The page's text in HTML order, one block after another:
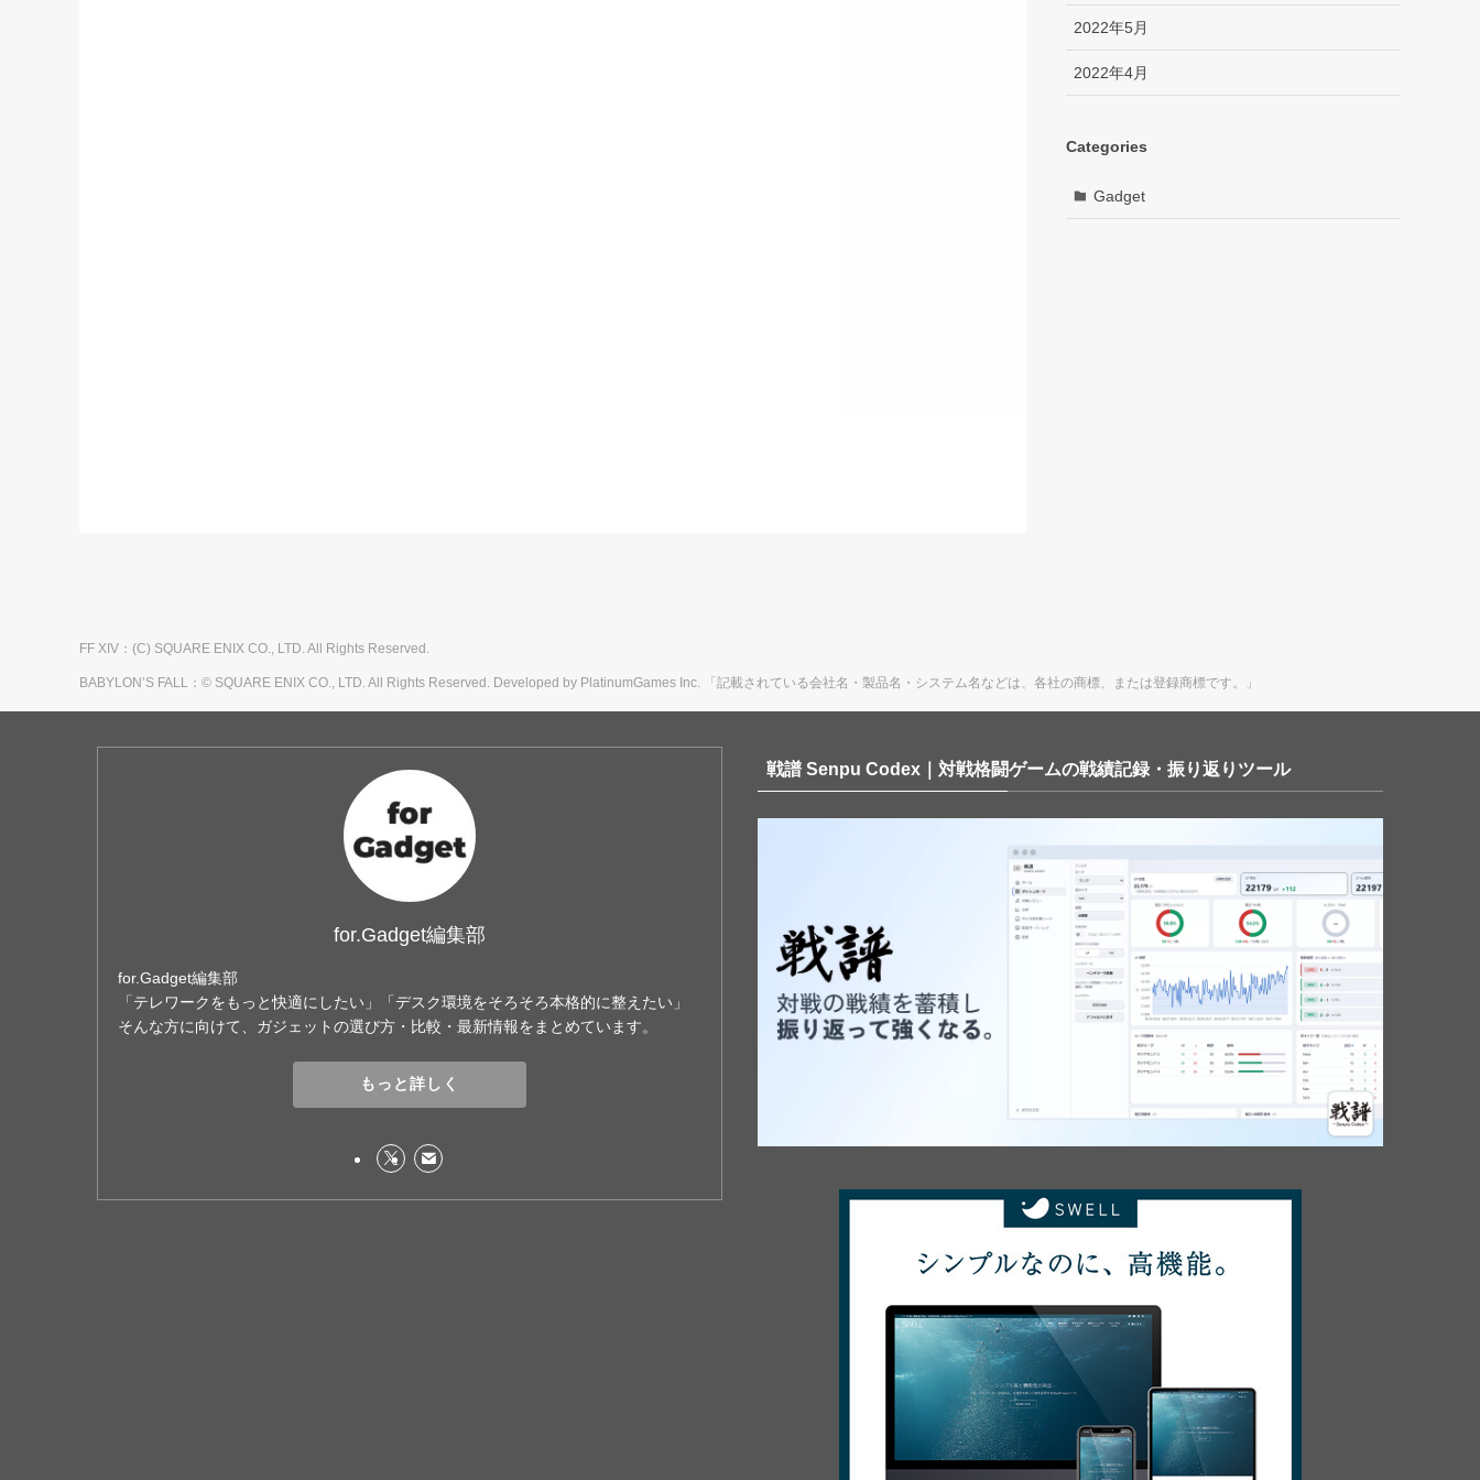
2022年5月
2022年4月
Categories
Gadget
FF XIV：(C) SQUARE ENIX CO., LTD. All Rights Reserved.
BABYLON’S FALL：© SQUARE ENIX CO., LTD. All Rights Reserved. Developed by PlatinumGames Inc. 「記載されている会社名・製品名・システム名などは、各社の商標、または登録商標です。」
for.Gadget編集部
for.Gadget編集部
「テレワークをもっと快適にしたい」「デスク環境をそろそろ本格的に整えたい」
そんな方に向けて、ガジェットの選び方・比較・最新情報をまとめています。
もっと詳しく
戦譜 Senpu Codex｜対戦格闘ゲームの戦績記録・振り返りツール